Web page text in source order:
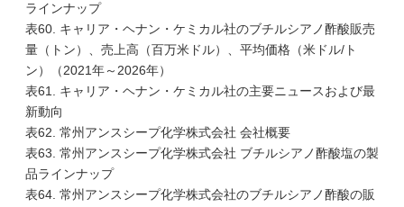
ラインナップ
表60. キャリア・ヘナン・ケミカル社のブチルシアノ酢酸販売
量（トン）、売上高（百万米ドル）、平均価格（米ドル/ト
ン）（2021年～2026年）
表61. キャリア・ヘナン・ケミカル社の主要ニュースおよび最
新動向
表62. 常州アンスシープ化学株式会社 会社概要
表63. 常州アンスシープ化学株式会社 ブチルシアノ酢酸塩の製
品ラインナップ
表64. 常州アンスシープ化学株式会社のブチルシアノ酢酸の販